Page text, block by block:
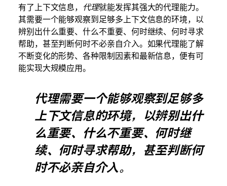
有了上下文信息， 代理就能发挥其强大的代理能力。
其需要一个能够观察到足够多上下文信息的环境，以
辨别出什么重要、什么不重要、何时继续、何时寻求
帮助，甚至判断何时不必亲自介入。如果代理能了解
不断变化的形势、各种限制因素和最新信息，便有可
能实现大规模应用。
代理需要一个能够观察到足够多
上下文信息的环境，以辨别出什
么重要、什么不重要、何时继
续、何时寻求帮助，甚至判断何
时不必亲自介入。